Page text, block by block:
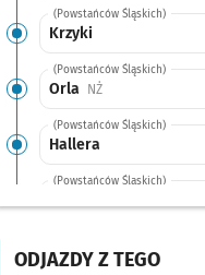
(Powstańców Śląskich)
Krzyki
(Powstańców Śląskich)
Orla NŻPrzystanek na
(Powstańców Śląskich)
Hallera
(Powstańców Śląskich)
Arkady (Capitol) A, D
ODJAZDY Z TEGO